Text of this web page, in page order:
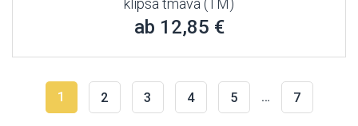
klipsa tmavá (TM)
ab 12,85 €
1 2 3 4 5 … 7